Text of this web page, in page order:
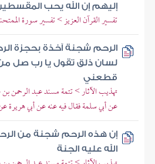
إليهم إن الله يحب
تفسير القرآن العزيز > تفسير سورة الممتحنة
الرحم شجنة آخذة بحجزة
لسان ذلق تقول يا رب صل
قطعني
تهذيب الآثار > تتمة مسند عبد
عن أبي سلمة فقال فيه عنه عن أبي هريرة
إن هذه الرحم شجنة من
الله عليه الجنة